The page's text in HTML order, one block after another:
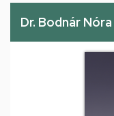
Dr. Bodnár Nóra